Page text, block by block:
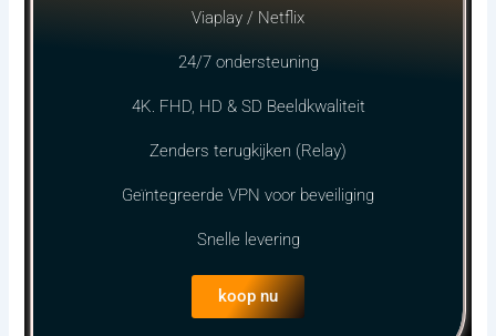
Viaplay / Netflix
24/7 ondersteuning
4K. FHD, HD & SD Beeldkwaliteit
Zenders terugkijken (Relay)
Geïntegreerde VPN voor beveiliging
Snelle levering
koop nu